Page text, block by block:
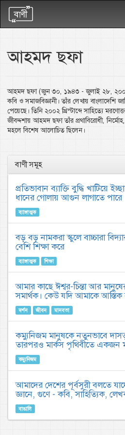
আহমদ ছফা
আহমদ ছফা (জুন ৩০, ১৯৪৩ - জুলাই ২৮,
কবি ও সমাজবিজ্ঞানী। তাঁর লেখায় বাংলাদেশি
পেয়েছে। তিনি ২০০২ খ্রিস্টাব্দে সাহিত্যে
জীবদ্দশায় আহমদ ছফা তাঁর প্রথাবিরোধী,
মহলে বিশেষ আলোচিত ছিলেন।
বাণী সমূহ
প্রতিভাবান ব্যাক্তি বুদ্ধি খাটিয়ে
ধানের গোলায় আগুন লাগাতে পারে
ব্যাঙ্গাত্মক
বড় বড় নামকরা স্কুলে বাচ্চারা
বেশি শিক্ষা করে
ব্যাঙ্গাত্মক শিক্ষা
আমার কাছে ঈশ্বর-চিন্তা আর
সমার্থক। কেউ যদি আমাকে আস্তিক
দর্শন জীবন মানবতা
কম্যুনিজম মানুষকে নতুনভাবে
তারপরও মার্কস পৃথিবীতে একজন
কম্যুনিজম
আমাদের দেশের পূর্বসুরী বলতে
জ্ঞানে, গুণে - কবি, সাহিত্যিক,
বাঙালি